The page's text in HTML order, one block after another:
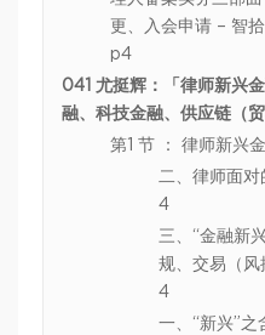
更、入会申请 – 智
p4
041 尤挺辉：「律师新兴
融、科技金融、供应链（
第1 节 ： 律师新兴
二、律师面对
4
三、“金融新
规、交易（
4
一、“新兴”